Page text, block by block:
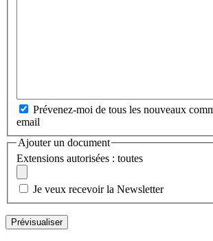
Prévenez-moi de tous les nouveaux
email
Ajouter un document
Extensions autorisées : toutes
Je veux recevoir la Newsletter